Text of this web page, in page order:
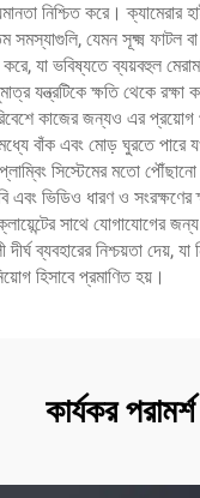
নিশ্চিত করে। ক্যামেরার
সমস্যাগুলি, যেমন সূক্ষ্ম ফাটল
যা ভবিষ্যতে ব্যয়বহুল
যন্ত্রটিকে ক্ষতি থেকে
কাজের জন্যও এর
বাঁক এবং মোড় ঘুরতে পারে
সিস্টেমের মতো
ভিডিও ধারণ ও সংরক্ষণের
ক্লায়েন্টের সাথে যোগাযোগের
দীর্ঘ ব্যবহারের নিশ্চয়তা দেয়,
হিসাবে প্রমাণিত হয়।
কার্যকর পরামর্শ